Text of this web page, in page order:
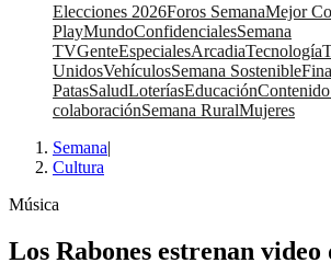
Elecciones 2026Foros SemanaMejor
PlayMundoConfidencialesSemana
TVGenteEspecialesArcadiaTecnología
UnidosVehículosSemana Sostenible
PatasSaludLoteríasEducación
colaboraciónSemana RuralMujeres
Semana|
Cultura
Música
Los Rabones estrenan video